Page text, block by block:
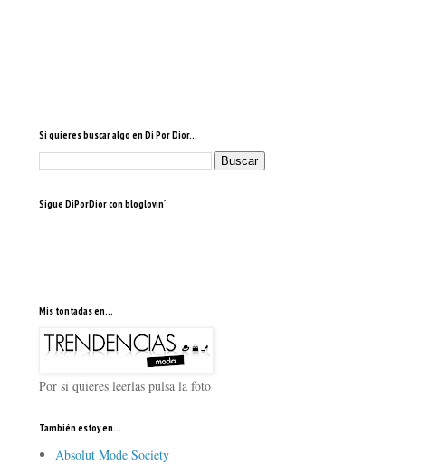
Si quieres buscar algo en Di Por Dior...
Sigue DiPorDior con bloglovin´
Mis tontadas en...
Por si quieres leerlas pulsa la foto
También estoy en...
Absolut Mode Society